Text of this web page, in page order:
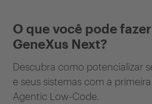
O que você pode
GeneXus Next?
Descubra como potencializar
e seus sistemas com a
Agentic Low-Code.